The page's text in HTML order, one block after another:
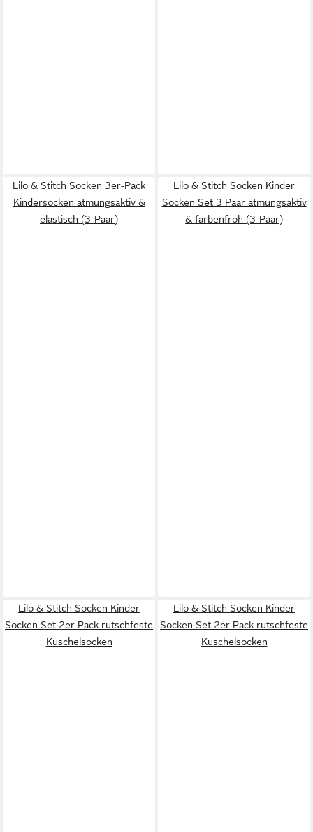
Lilo & Stitch Socken 3er-Pack
Kindersocken atmungsaktiv &
elastisch (3-Paar)
Lilo & Stitch Socken Kinder
Socken Set 3 Paar atmungsaktiv
& farbenfroh (3-Paar)
Lilo & Stitch Socken Kinder
Socken Set 2er Pack rutschfeste
Kuschelsocken
Lilo & Stitch Socken Kinder
Socken Set 2er Pack rutschfeste
Kuschelsocken